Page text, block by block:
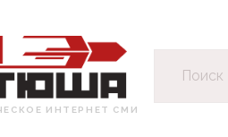
ИНТЕРНЕТ СМИ